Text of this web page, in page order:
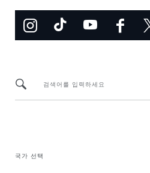
검색어를 입력하세요
국가 선택